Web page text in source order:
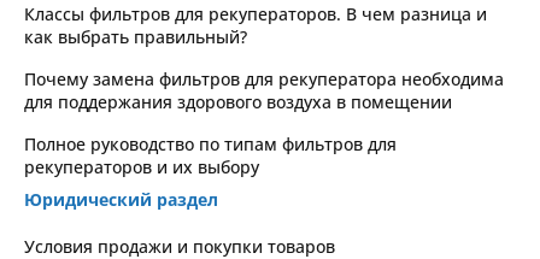
Классы фильтров для рекуператоров. В чем разница и
как выбрать правильный?
Почему замена фильтров для рекуператора необходима
для поддержания здорового воздуха в помещении
Полное руководство по типам фильтров для
рекуператоров и их выбору
Юридический раздел
Условия продажи и покупки товаров